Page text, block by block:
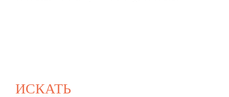
ИСКАТЬ